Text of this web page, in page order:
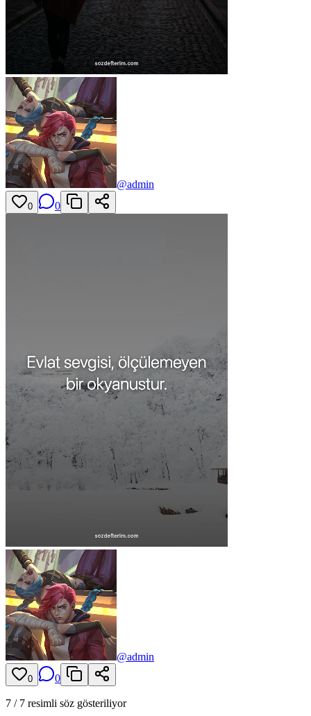
@admin
0 0
@admin
0 0
7 / 7 resimli söz gösteriliyor